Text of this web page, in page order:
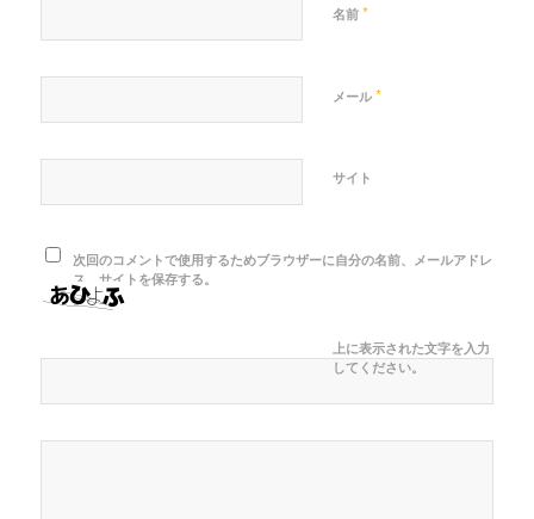
名前 *
メール *
サイト
次回のコメントで使用するためブラウザーに自分の名前、メールアドレ
ス、サイトを保存する。
上に表示された文字を入力
してください。